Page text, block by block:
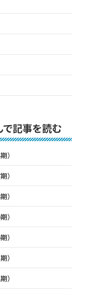
記事を読む
）
）
）
）
）
）
）